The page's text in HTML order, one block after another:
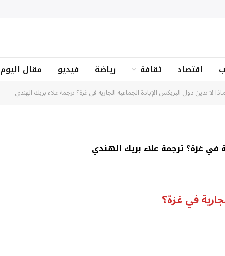
اقتصاد ثقافة رياضة فيديو مقال اليوم
لا تدين دول البريكس الإبادة الجماعية الجارية في غزة؟ ترجمة علاء بريك الهندي
في غزة؟ ترجمة علاء بريك الهندي
في غزة؟